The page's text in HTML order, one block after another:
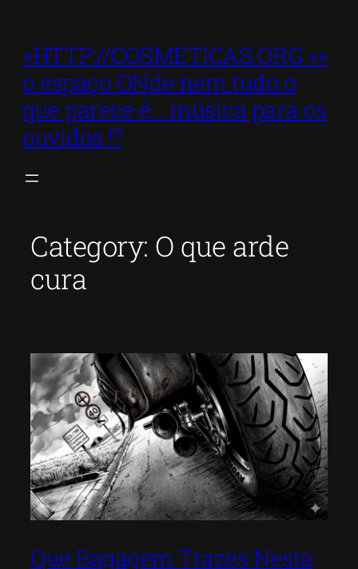
content
»HTTP://COSMETICAS.ORG »»
o espaço ONde nem tudo o
que parece é… música para os
ouvidos !?
Category: O que arde
cura
Que Bagagem Trazes Nesta